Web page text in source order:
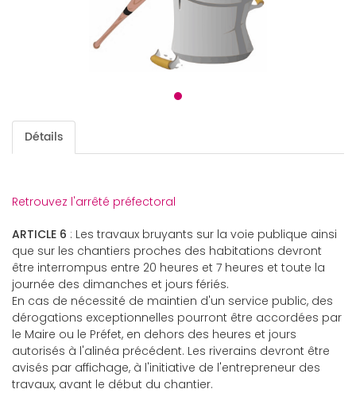
Détails
Retrouvez l'arrêté préfectoral
ARTICLE 6 : Les travaux bruyants sur la voie publique ainsi
que sur les chantiers proches des habitations devront
être interrompus entre 20 heures et 7 heures et toute la
journée des dimanches et jours fériés.
En cas de nécessité de maintien d'un service public, des
dérogations exceptionnelles pourront être accordées par
le Maire ou le Préfet, en dehors des heures et jours
autorisés à l'alinéa précédent. Les riverains devront être
avisés par affichage, à l'initiative de l'entrepreneur des
travaux, avant le début du chantier.